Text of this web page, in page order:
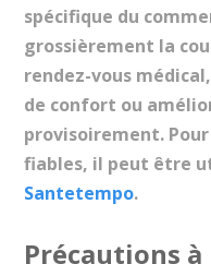
spécifique du
grossièrement la
rendez-vous
de confort ou
provisoirement.
fiables, il peut être
Santetempo.
Précautions